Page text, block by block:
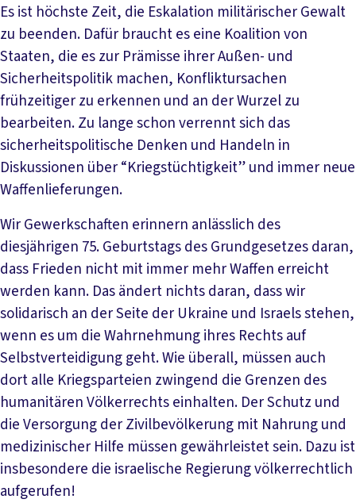
Es ist höchste Zeit, die Eskalation militärischer Gewalt
zu beenden. Dafür braucht es eine Koalition von
Staaten, die es zur Prämisse ihrer Außen- und
Sicherheitspolitik machen, Konfliktursachen
frühzeitiger zu erkennen und an der Wurzel zu
bearbeiten. Zu lange schon verrennt sich das
sicherheitspolitische Denken und Handeln in
Diskussionen über “Kriegstüchtigkeit” und immer neue
Waffenlieferungen.
Wir Gewerkschaften erinnern anlässlich des
diesjährigen 75. Geburtstags des Grundgesetzes daran,
dass Frieden nicht mit immer mehr Waffen erreicht
werden kann. Das ändert nichts daran, dass wir
solidarisch an der Seite der Ukraine und Israels stehen,
wenn es um die Wahrnehmung ihres Rechts auf
Selbstverteidigung geht. Wie überall, müssen auch
dort alle Kriegsparteien zwingend die Grenzen des
humanitären Völkerrechts einhalten. Der Schutz und
die Versorgung der Zivilbevölkerung mit Nahrung und
medizinischer Hilfe müssen gewährleistet sein. Dazu ist
insbesondere die israelische Regierung völkerrechtlich
aufgerufen!